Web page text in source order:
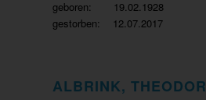
geboren: 19.02.1928
gestorben: 12.07.2017
ALBRINK, THEODOR